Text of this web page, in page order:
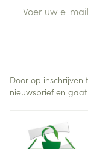
Door op inschrijven
nieuwsbrief en